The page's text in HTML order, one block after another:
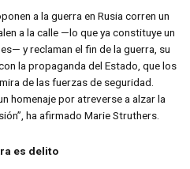
a la guerra en Rusia corren un
a la calle —lo que ya constituye un
y reclaman el fin de la guerra, su
la propaganda del Estado, que los
de las fuerzas de seguridad.
homenaje por atreverse a alzar la
ha afirmado Marie Struthers.
es delito